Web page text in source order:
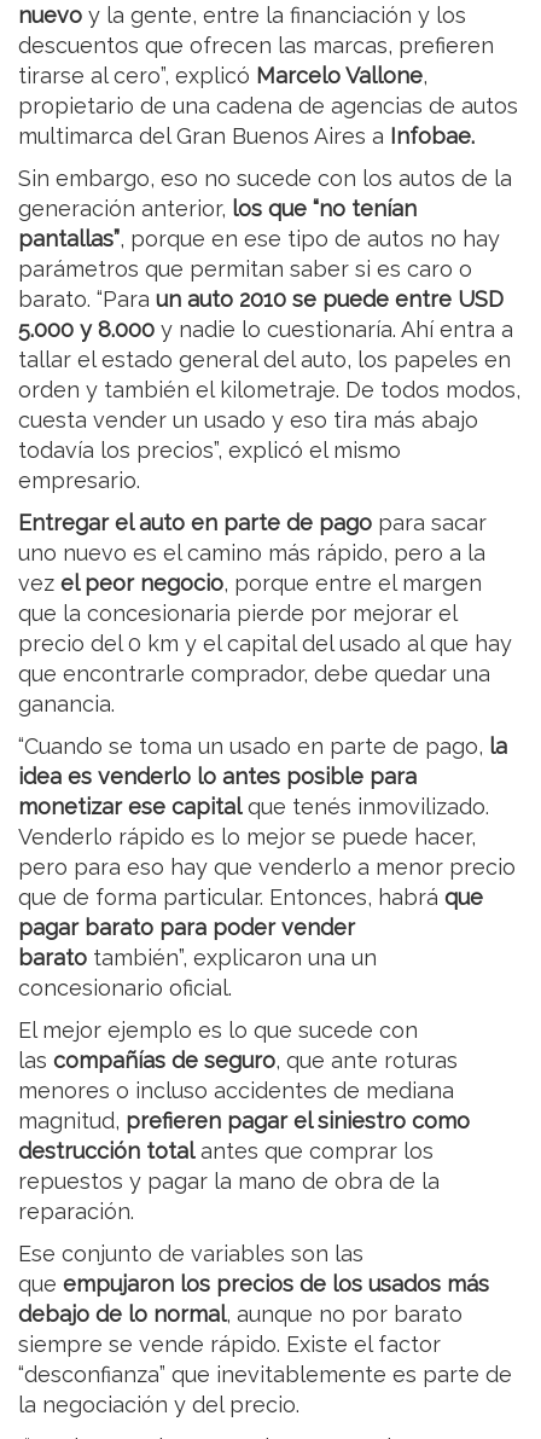
nuevo y la gente, entre la financiación y los
descuentos que ofrecen las marcas, prefieren
tirarse al cero”, explicó Marcelo Vallone,
propietario de una cadena de agencias de autos
multimarca del Gran Buenos Aires a Infobae.
Sin embargo, eso no sucede con los autos de la
generación anterior, los que “no tenían
pantallas”, porque en ese tipo de autos no hay
parámetros que permitan saber si es caro o
barato. “Para un auto 2010 se puede entre USD
5.000 y 8.000 y nadie lo cuestionaría. Ahí entra a
tallar el estado general del auto, los papeles en
orden y también el kilometraje. De todos modos,
cuesta vender un usado y eso tira más abajo
todavía los precios”, explicó el mismo
empresario.
Entregar el auto en parte de pago para sacar
uno nuevo es el camino más rápido, pero a la
vez el peor negocio, porque entre el margen
que la concesionaria pierde por mejorar el
precio del 0 km y el capital del usado al que hay
que encontrarle comprador, debe quedar una
ganancia.
“Cuando se toma un usado en parte de pago, la
idea es venderlo lo antes posible para
monetizar ese capitalque tenés inmovilizado.
Venderlo rápido es lo mejor se puede hacer,
pero para eso hay que venderlo a menor precio
que de forma particular. Entonces, habrá que
pagar barato para poder vender
barato también”, explicaron una un
concesionario oficial.
El mejor ejemplo es lo que sucede con
las compañías de seguro, que ante roturas
menores o incluso accidentes de mediana
magnitud, prefieren pagar el siniestro como
destrucción totalantes que comprar los
repuestos y pagar la mano de obra de la
reparación.
Ese conjunto de variables son las
que empujaron los precios de los usados más
debajo de lo normal, aunque no por barato
siempre se vende rápido. Existe el factor
“desconfianza” que inevitablemente es parte de
la negociación y del precio.